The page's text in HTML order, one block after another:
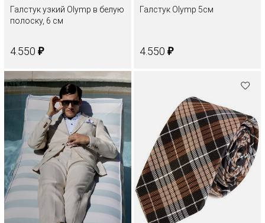
Галстук узкий Olymp в белую
полоску, 6 см
4.550 ₽
Галстук Olymp 5см
4.550 ₽